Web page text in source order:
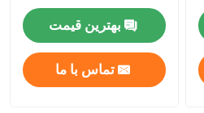
بهترین قیمت
تماس با ما